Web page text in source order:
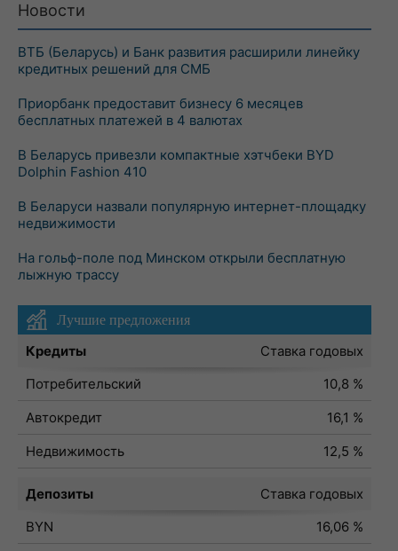
Новости
ВТБ (Беларусь) и Банк развития расширили линейку
кредитных решений для СМБ
Приорбанк предоставит бизнесу 6 месяцев
бесплатных платежей в 4 валютах
В Беларусь привезли компактные хэтчбеки BYD
Dolphin Fashion 410
В Беларуси назвали популярную интернет-площадку
недвижимости
На гольф-поле под Минском открыли бесплатную
лыжную трассу
Лучшие предложения
Кредиты
Ставка годовых
Потребительский
10,8 %
Автокредит
16,1 %
Недвижимость
12,5 %
Депозиты
Ставка годовых
BYN
16,06 %